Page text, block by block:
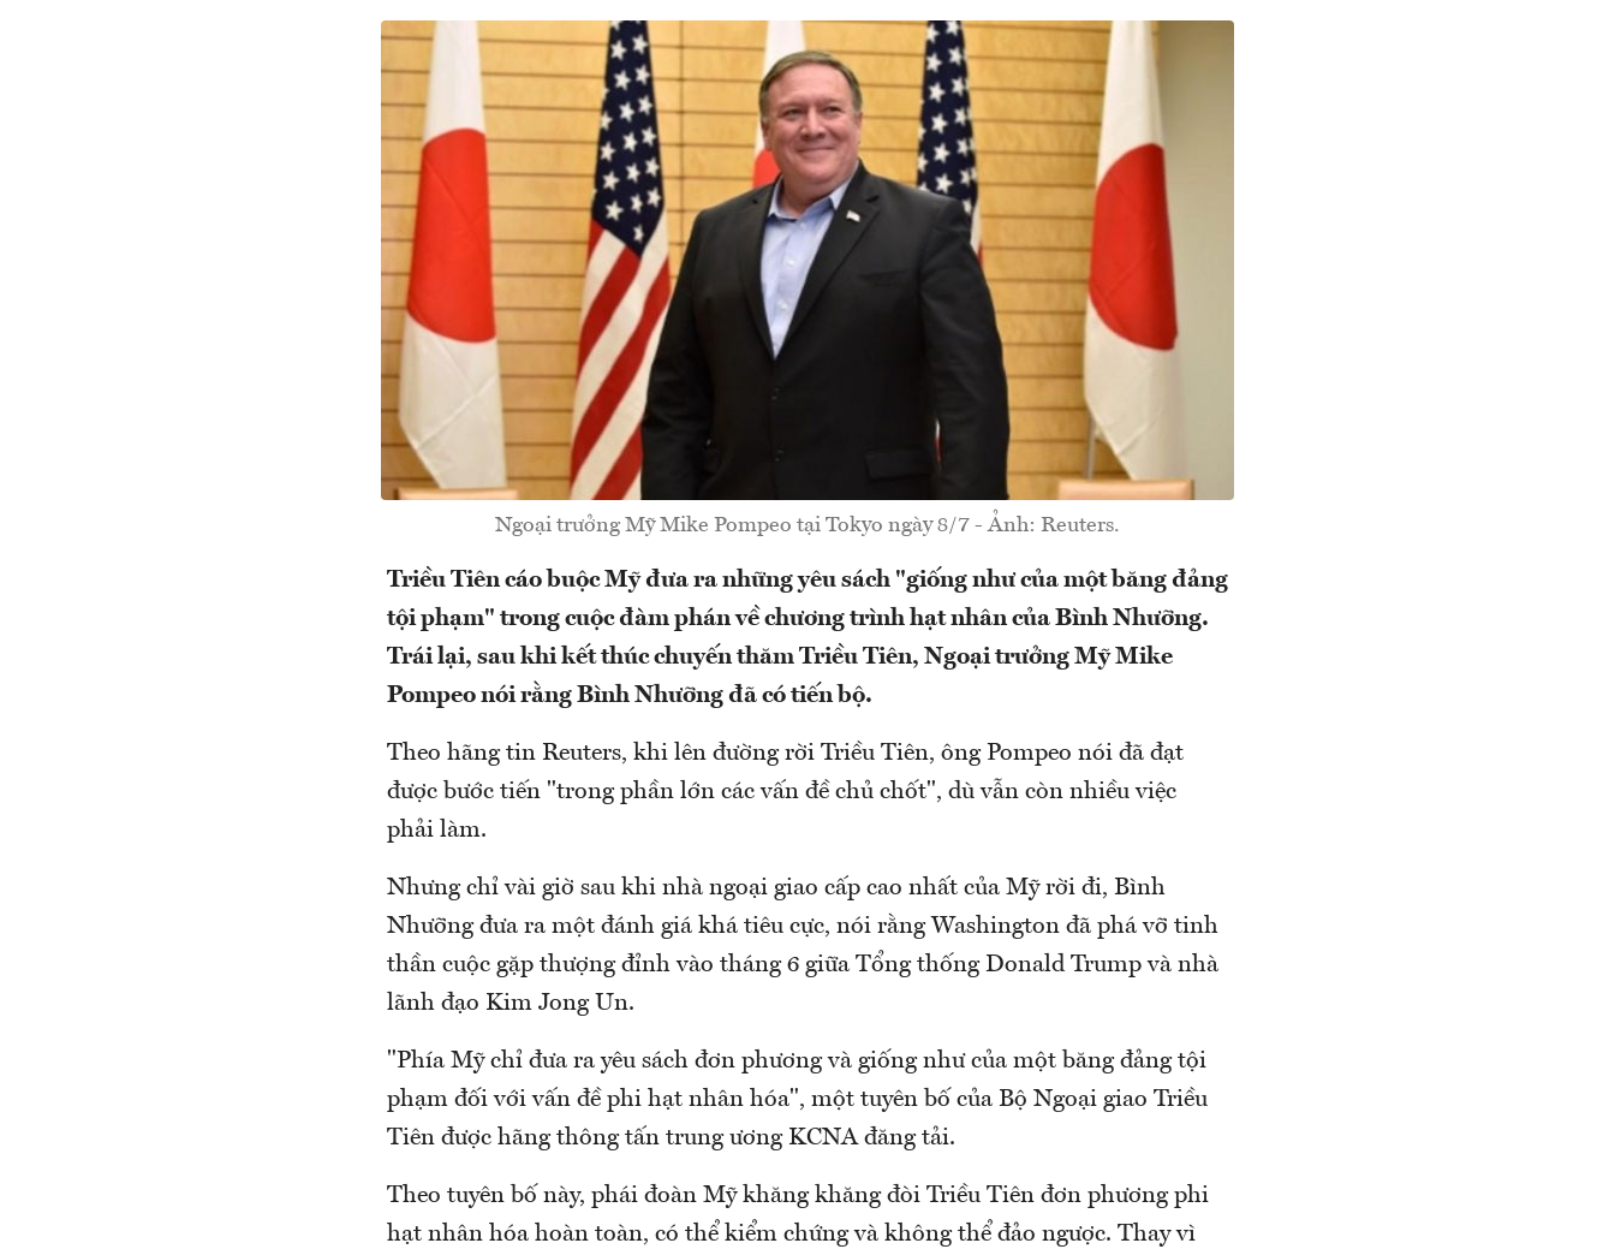
Ngoại trưởng Mỹ Mike Pompeo tại Tokyo ngày 8/7 - Ảnh: Reuters.
Triều Tiên cáo buộc Mỹ đưa ra những yêu sách "giống như của một băng đảng
tội phạm" trong cuộc đàm phán về chương trình hạt nhân của Bình Nhưỡng.
Trái lại, sau khi kết thúc chuyến thăm Triều Tiên, Ngoại trưởng Mỹ Mike
Pompeo nói rằng Bình Nhưỡng đã có tiến bộ.
Theo hãng tin Reuters, khi lên đường rời Triều Tiên, ông Pompeo nói đã đạt
được bước tiến "trong phần lớn các vấn đề chủ chốt", dù vẫn còn nhiều việc
phải làm.
Nhưng chỉ vài giờ sau khi nhà ngoại giao cấp cao nhất của Mỹ rời đi, Bình
Nhưỡng đưa ra một đánh giá khá tiêu cực, nói rằng Washington đã phá vỡ tinh
thần cuộc gặp thượng đỉnh vào tháng 6 giữa Tổng thống Donald Trump và nhà
lãnh đạo Kim Jong Un.
"Phía Mỹ chỉ đưa ra yêu sách đơn phương và giống như của một băng đảng tội
phạm đối với vấn đề phi hạt nhân hóa", một tuyên bố của Bộ Ngoại giao Triều
Tiên được hãng thông tấn trung ương KCNA đăng tải.
Theo tuyên bố này, phái đoàn Mỹ khăng khăng đòi Triều Tiên đơn phương phi
hạt nhân hóa hoàn toàn, có thể kiểm chứng và không thể đảo ngược. Thay vì